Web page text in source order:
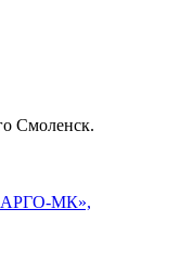
Смоленск.